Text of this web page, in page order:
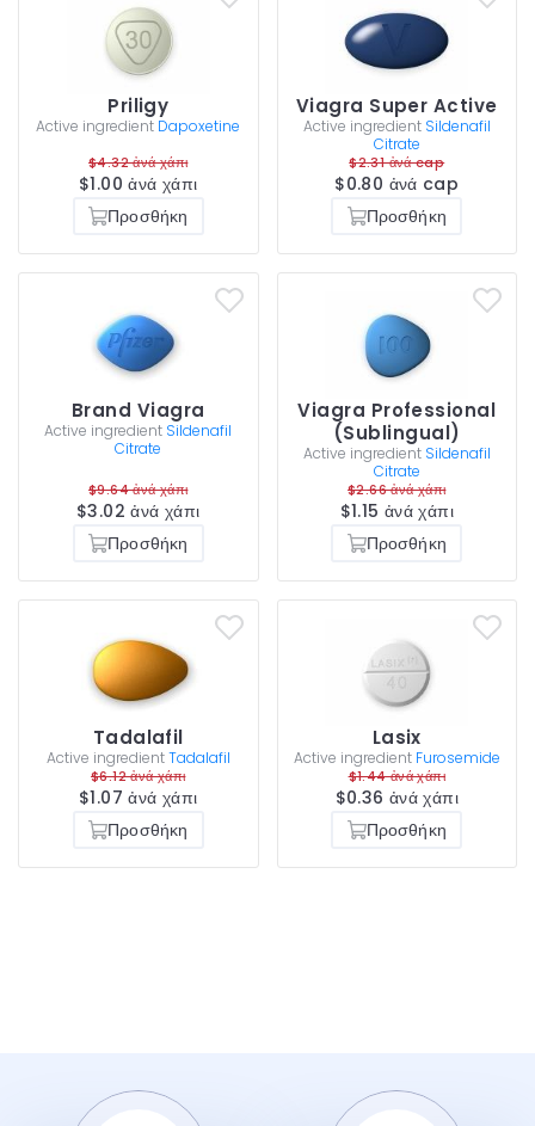
Priligy
Active ingredient Dapoxetine
$4.32 ἀνά χάπι
$1.00 ἀνά χάπι
Προσθήκη
Viagra Super Active
Active ingredient Sildenafil
Citrate
$2.31 ἀνά cap
$0.80 ἀνά cap
Προσθήκη
Brand Viagra
Active ingredient Sildenafil
Citrate
$9.64 ἀνά χάπι
$3.02 ἀνά χάπι
Προσθήκη
Viagra Professional
(Sublingual)
Active ingredient Sildenafil
Citrate
$2.66 ἀνά χάπι
$1.15 ἀνά χάπι
Προσθήκη
Tadalafil
Active ingredientTadalafil
$6.12 ἀνά χάπι
$1.07 ἀνά χάπι
Προσθήκη
Lasix
Active ingredient Furosemide
$1.44 ἀνά χάπι
$0.36 ἀνά χάπι
Προσθήκη